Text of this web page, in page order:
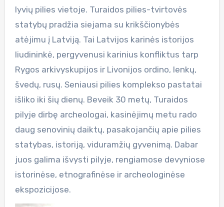
lyvių pilies vietoje. Turaidos pilies-tvirtovės
statybų pradžia siejama su krikščionybės
atėjimu į Latviją. Tai Latvijos karinės istorijos
liudininkė, pergyvenusi karinius konfliktus tarp
Rygos arkivyskupijos ir Livonijos ordino, lenkų,
švedų, rusų. Seniausi pilies komplekso pastatai
išliko iki šių dienų. Beveik 30 metų, Turaidos
pilyje dirbę archeologai, kasinėjimų metu rado
daug senovinių daiktų, pasakojančių apie pilies
statybas, istoriją, viduramžių gyvenimą. Dabar
juos galima išvysti pilyje, rengiamose devyniose
istorinėse, etnografinėse ir archeologinėse
ekspozicijose.